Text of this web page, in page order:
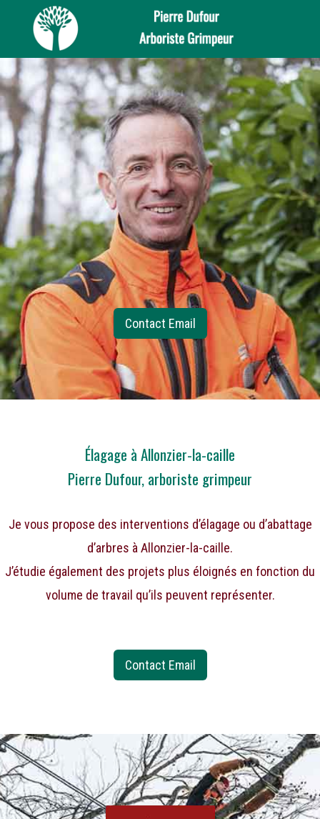
Contact Email
Élagage à Allonzier-la-caille
Pierre Dufour, arboriste grimpeur
Je vous propose des interventions d’élagage ou d’abattage
d’arbres à Allonzier-la-caille.
J’étudie également des projets plus éloignés en fonction du
volume de travail qu’ils peuvent représenter.
Contact Email